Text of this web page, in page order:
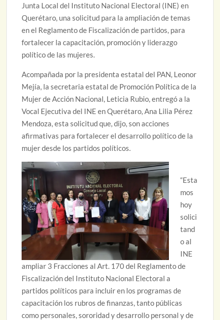
Junta Local del Instituto Nacional Electoral (INE) en
Querétaro, una solicitud para la ampliación de temas
en el Reglamento de Fiscalización de partidos, para
fortalecer la capacitación, promoción y liderazgo
político de las mujeres.
Acompañada por la presidenta estatal del PAN, Leonor
Mejía, la secretaria estatal de Promoción Política de la
Mujer de Acción Nacional, Leticia Rubio, entregó a la
Vocal Ejecutiva del INE en Querétaro, Ana Lilia Pérez
Mendoza, esta solicitud que, dijo, son acciones
afirmativas para fortalecer el desarrollo político de la
mujer desde los partidos políticos.
“Esta
mos
hoy
solici
tand
o al
INE
ampliar 3 Fracciones al Art. 170 del Reglamento de
Fiscalización del Instituto Nacional Electoral a
partidos políticos para incluir en los programas de
capacitación los rubros de finanzas, tanto públicas
como personales, sororidad y desarrollo personal y de